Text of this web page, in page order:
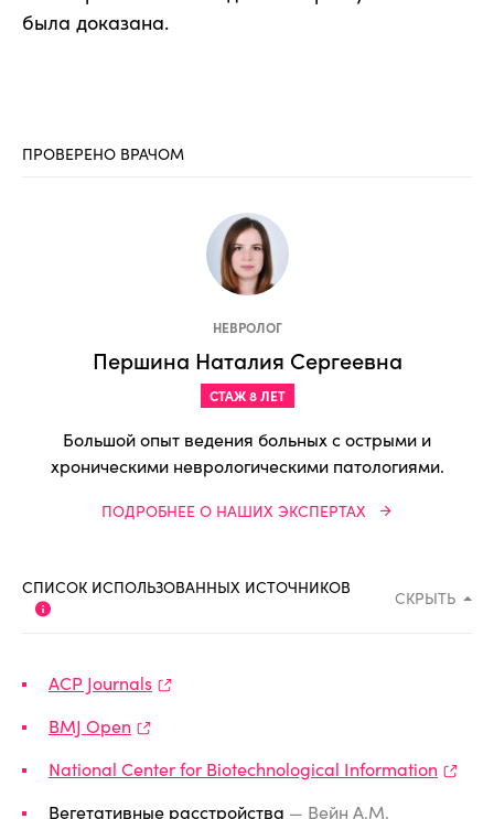
была доказана.
ПРОВЕРЕНО ВРАЧОМ
НЕВРОЛОГ
Першина Наталия Сергеевна
СТАЖ 8 ЛЕТ
Большой опыт ведения больных с острыми и
хроническими неврологическими патологиями.
ПОДРОБНЕЕ О НАШИХ ЭКСПЕРТАХ
СПИСОК ИСПОЛЬЗОВАННЫХ ИСТОЧНИКОВ
СКРЫТЬ
ACP Journals
BMJ Open
National Center for Biotechnological Information
Вегетативные расстройства — Вейн А.М.